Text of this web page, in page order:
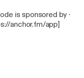
anchor.fm/app]